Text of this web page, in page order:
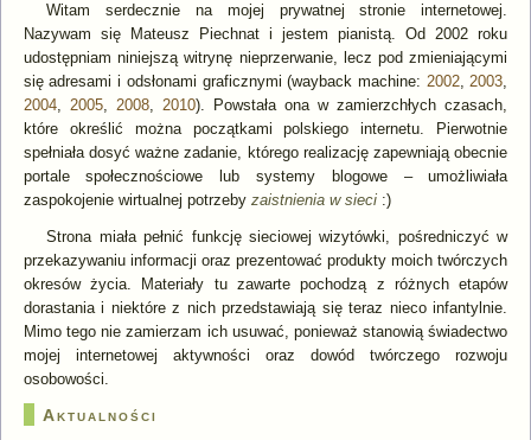
Witam serdecznie na mojej prywatnej stronie internetowej.
Nazywam się Mateusz Piechnat i jestem pianistą. Od 2002 roku
udostępniam niniejszą witrynę nieprzerwanie, lecz pod zmieniającymi
się adresami i odsłonami graficznymi (wayback machine: 2002,2003,
2004, 2005, 2008, 2010). Powstała ona w zamierzchłych czasach,
które określić można początkami polskiego internetu. Pierwotnie
spełniała dosyć ważne zadanie, którego realizację zapewniają obecnie
portale społecznościowe lub systemy blogowe – umożliwiała
zaspokojenie wirtualnej potrzeby zaistnienia w sieci:)
Strona miała pełnić funkcję sieciowej wizytówki, pośredniczyć w
przekazywaniu informacji oraz prezentować produkty moich twórczych
okresów życia. Materiały tu zawarte pochodzą z różnych etapów
dorastania i niektóre z nich przedstawiają się teraz nieco infantylnie.
Mimo tego nie zamierzam ich usuwać, ponieważ stanowią świadectwo
mojej internetowej aktywności oraz dowód twórczego rozwoju
osobowości.
Aktualności